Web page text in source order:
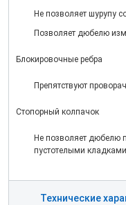
Не позволяет шурупу
Позволяет дюбелю
Блокировочные ребра
Препятствуют
Стопорный колпачок
Не позволяет дюбелю
пустотелыми кладками
Технические